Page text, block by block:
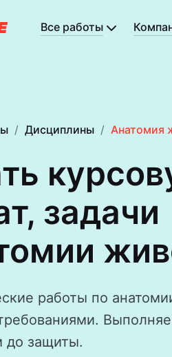
Все работы
Дисциплины Анатомия
задачи
работы по
до защиты.